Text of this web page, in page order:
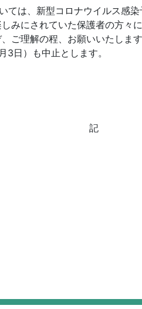
ては、新型コロナウイルス感
みにされていた保護者の方々
ご理解の程、お願いいたしま
日）も中止とします。
記